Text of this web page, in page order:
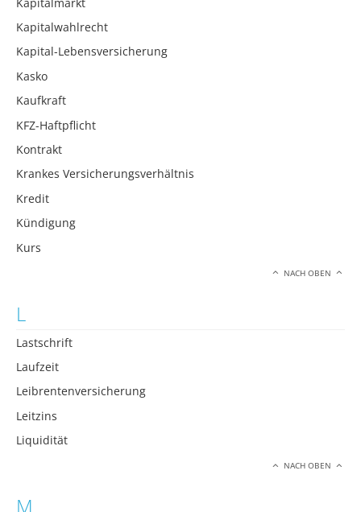
Kapitalwahlrecht
Kapital-Lebensversicherung
Kasko
Kaufkraft
KFZ-Haftpflicht
Kontrakt
Krankes Versicherungsverhältnis
Kredit
Kündigung
Kurs
NACH OBEN
L
Lastschrift
Laufzeit
Leibrentenversicherung
Leitzins
Liquidität
NACH OBEN
M